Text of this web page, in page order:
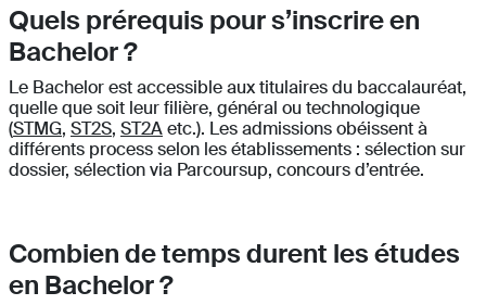
Quels prérequis pour s’inscrire en
Bachelor ?
Le Bachelor est accessible aux titulaires du baccalauréat,
quelle que soit leur filière, général ou technologique
(STMG, ST2S, ST2Aetc.). Les admissions obéissent à
différents process selon les établissements : sélection sur
dossier, sélection via Parcoursup, concours d’entrée.
Combien de temps durent les études
en Bachelor ?